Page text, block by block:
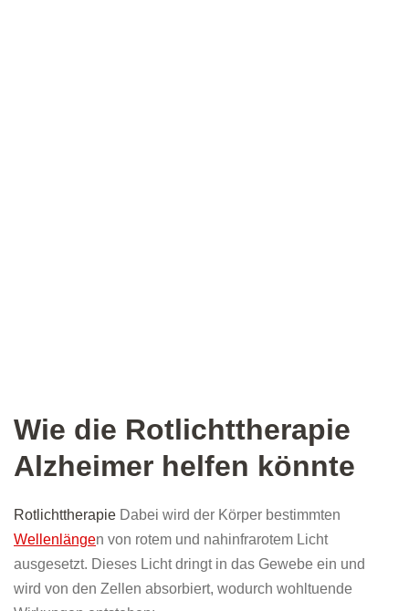
Wie die Rotlichttherapie
Alzheimer helfen könnte
Rotlichttherapie Dabei wird der Körper bestimmten
Wellenlängen von rotem und nahinfrarotem Licht
ausgesetzt. Dieses Licht dringt in das Gewebe ein und
wird von den Zellen absorbiert, wodurch wohltuende